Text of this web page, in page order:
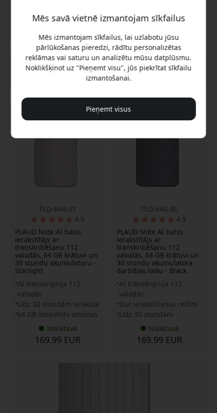
Noliktavā
Noliktavā
PLD-64G-ST
4.9
PLAUD Note AI balss
ierakstītājs ar
transkribēšanu 112
valodās, 64 GB krātuvi un
30 stundu akumulatoru -
Starlight
AI transkripcija 112
valodās
Līdz 30 stundām ieraksta
64 GB iebūvētās atmiņas
Noliktavā
169.99 EUR
PLD-64G-BL
4.9
PLAUD Note AI balss
ierakstītājs ar
transkribēšanu 112
valodās, 64 GB krātuvi un
30 stundu akumulatora
darbības laiku - Black
AI transkripcija 112
valodās
Divi ierakstīšanas režīmi
Līdz 30 stundām
Noliktavā
169.99 EUR
Mēs savā vietnē izmantojam sīkfailus
Mēs izmantojam sīkfailus, lai uzlabotu jūsu
pārlūkošanas pieredzi, rādītu personalizētas
reklāmas vai saturu un analizētu mūsu datplūsmu.
Noklikšķinot uz "Pieņemt visu", jūs piekrītat sīkfailu
izmantošanai.
Pieņemt visus